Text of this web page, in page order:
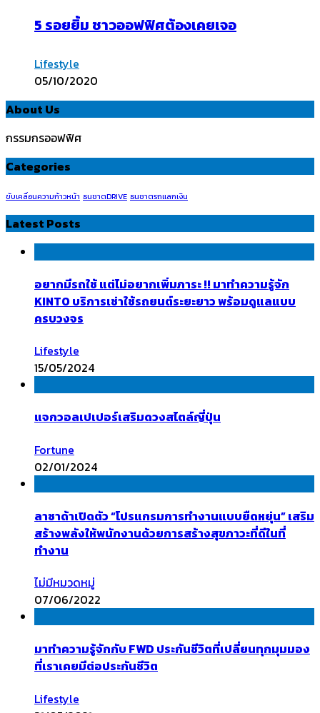
5 รอยยิ้ม ชาวออฟฟิศต้องเคยเจอ
Lifestyle
05/10/2020
About Us
กรรมกรออฟฟิศ
Categories
ขับเคลื่อนความก้าวหน้า ธนชาตDRIVE ธนชาตรถแลกเงิน
Latest Posts
อยากมีรถใช้ แต่ไม่อยากเพิ่มภาระ !! มาทำความรู้จัก
KINTO บริการเช่าใช้รถยนต์ระยะยาว พร้อมดูแลแบบ
ครบวงจร
Lifestyle
15/05/2024
แจกวอลเปเปอร์เสริมดวงสไตล์ญี่ปุ่น
Fortune
02/01/2024
ลาซาด้าเปิดตัว “โปรแกรมการทำงานแบบยืดหยุ่น” เสริม
สร้างพลังให้พนักงานด้วยการสร้างสุขภาวะที่ดีในที่
ทำงาน
ไม่มีหมวดหมู่
07/06/2022
มาทำความรู้จักกับ FWD ประกันชีวิตที่เปลี่ยนทุกมุมมอง
ที่เราเคยมีต่อประกันชีวิต
Lifestyle